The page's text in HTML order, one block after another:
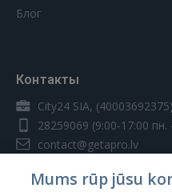
Блог
Контакты
City24 SIA, (40003692375)
28259069 (9:00-17:00 пн.
contact@getapro.lv
Mums rūp jūsu